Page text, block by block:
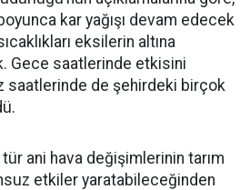
kar yağışı devam edecek
eksilerin altına
Gece saatlerinde etkisini
saatlerinde de şehirdeki birçok
ani hava değişimlerinin tarım
etkiler yaratabileceğinden